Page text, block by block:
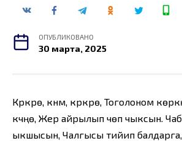
ОПУБЛИКОВАНО
30 марта, 2025
Күркүрө, күнүм, күркүрө, Тоголоном
күчүңө, Жер айрылып чөп чыксын.
ыкшысын, Чалгысы тийип